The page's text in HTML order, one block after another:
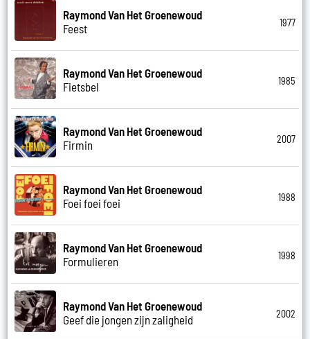
Raymond Van Het Groenewoud
Feest
1977
Raymond Van Het Groenewoud
Fietsbel
1985
Raymond Van Het Groenewoud
Firmin
2007
Raymond Van Het Groenewoud
Foei foei foei
1988
Raymond Van Het Groenewoud
Formulieren
1998
Raymond Van Het Groenewoud
Geef die jongen zijn zaligheid
2002